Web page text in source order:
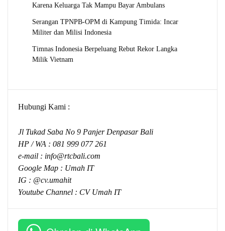
Karena Keluarga Tak Mampu Bayar Ambulans
Serangan TPNPB-OPM di Kampung Timida: Incar
Militer dan Milisi Indonesia
Timnas Indonesia Berpeluang Rebut Rekor Langka
Milik Vietnam
Hubungi Kami :
Jl Tukad Saba No 9 Panjer Denpasar Bali
HP / WA : 081 999 077 261
e-mail : info@rtcbali.com
Google Map : Umah IT
IG : @cv.umahit
Youtube Channel : CV Umah IT